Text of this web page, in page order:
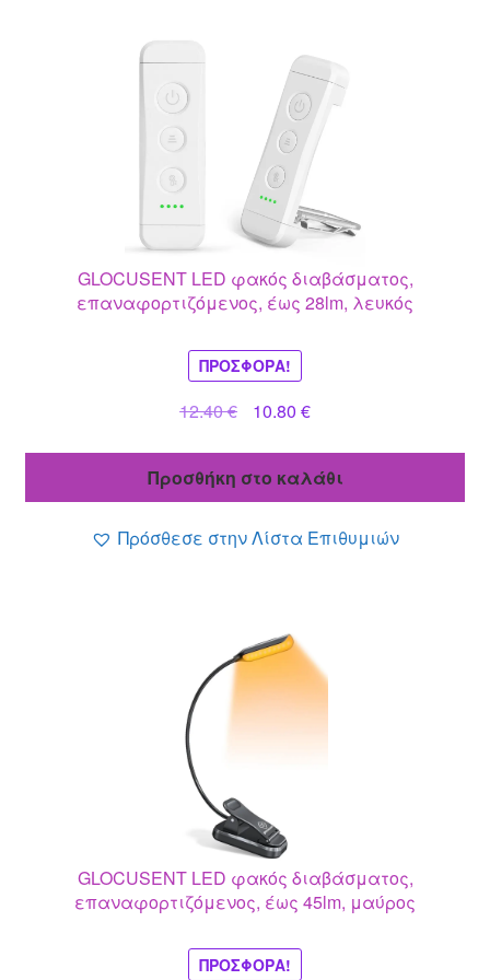
GLOCUSENT LED φακός διαβάσματος,
επαναφορτιζόμενος, έως 28lm, λευκός
ΠΡΟΣΦΟΡΆ!
12.40€
Original
12.40 €.
10.80 €Η
είναι:
Προσθήκη στο καλάθι
Πρόσθεσε στην Λίστα Επιθυμιών
GLOCUSENT LED φακός διαβάσματος,
επαναφορτιζόμενος, έως 45lm, μαύρος
ΠΡΟΣΦΟΡΆ!